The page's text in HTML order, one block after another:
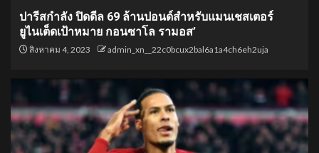
ปารีสกำลัง ปิดดีล 69 ล้านปอนด์สำหรับแมนเชสเตอร์
ยูไนเต็ดเป้าหมาย กอนซาโล รามอส’
สิงหาคม 4, 2023 admin_xn__22c0bcux2bal6a1a4ch6eh2uja